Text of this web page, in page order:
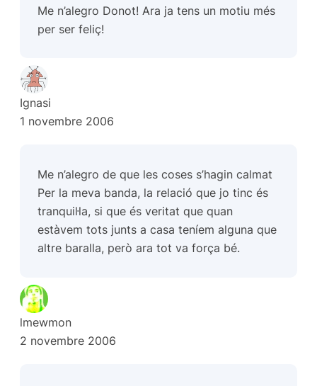
Me n’alegro Donot! Ara ja tens un motiu més
per ser feliç!
Ignasi
1 novembre 2006
Me n’alegro de que les coses s’hagin calmat
Per la meva banda, la relació que jo tinc és
tranquil·la, si que és veritat que quan
estàvem tots junts a casa teníem alguna que
altre baralla, però ara tot va força bé.
lmewmon
2 novembre 2006